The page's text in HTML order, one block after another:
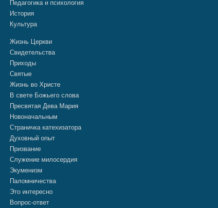
Педагогика и психология
История
Культура
Жизнь Церкви
Свидетельства
Приходы
Святые
Жизнь во Христе
В свете Божьего слова
Пресвятая Дева Мария
Новоначальным
Страничка катехизатора
Духовный опыт
Призвание
Служение милосердия
Экуменизм
Паломничества
Это интересно
Вопрос-ответ